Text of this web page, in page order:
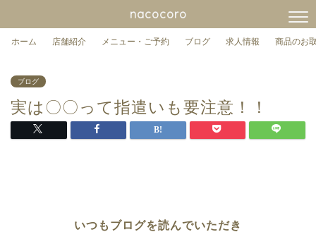
nacocoro
ホーム 店舗紹介 メニュー・ご予約 ブログ 求人情報 商品のお
ブログ
実は〇〇って指遣いも要注意！！
いつもブログを読んでいただき